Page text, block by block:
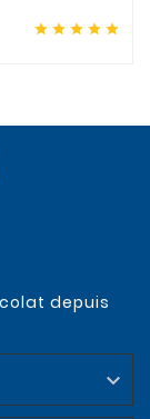
    
depuis
